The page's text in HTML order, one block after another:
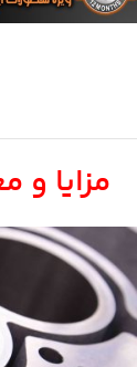
مزایا و